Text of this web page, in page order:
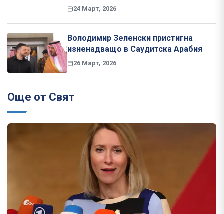
24 Март, 2026
Володимир Зеленски пристигна
изненадващо в Саудитска Арабия
26 Март, 2026
Още от Свят